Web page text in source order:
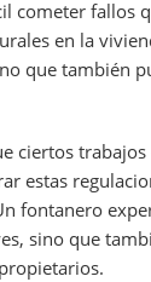
cometer fallos
en la
que también
ciertos
estas
fontanero
sino que